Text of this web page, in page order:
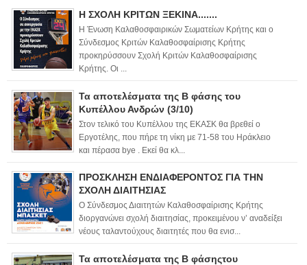
Η ΣΧΟΛΗ ΚΡΙΤΩΝ ΞΕΚΙΝΑ.......
Η Ένωση Καλαθοσφαιρικών Σωματείων Κρήτης και ο
Σύνδεσμος Κριτών Καλαθοσφαίρισης Κρήτης
προκηρύσσουν Σχολή Κριτών Καλαθοσφαίρισης
Κρήτης. Οι ...
Τα αποτελέσματα της Β φάσης του
Κυπέλλου Ανδρών (3/10)
Στον τελικό του Κυπέλλου της ΕΚΑΣΚ θα βρεθεί ο
Εργοτέλης, που πήρε τη νίκη με 71-58 του Ηράκλειο
και πέρασα bye . Εκεί θα κλ...
ΠΡΟΣΚΛΗΣΗ ΕΝΔΙΑΦΕΡΟΝΤΟΣ ΓΙΑ ΤΗΝ
ΣΧΟΛΗ ΔΙΑΙΤΗΣΙΑΣ
Ο Σύνδεσμος Διαιτητών Καλαθοσφαίρισης Κρήτης
διοργανώνει σχολή διαιτησίας, προκειμένου ν’ αναδείξει
νέους ταλαντούχους διαιτητές που θα ενισ...
Τα αποτελέσματα της Β φάσηςτου